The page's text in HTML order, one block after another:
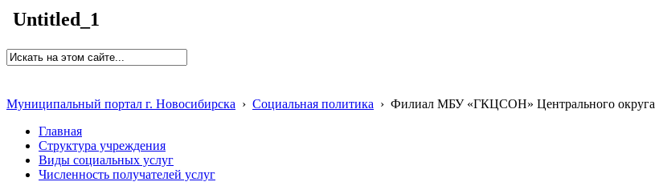
Untitled_1
Муниципальный портал г. Новосибирска › Социальная политика › Филиал МБУ «ГКЦСОН» Центрального округа
Главная
Структура учреждения
Виды социальных услуг
Численность получателей услуг